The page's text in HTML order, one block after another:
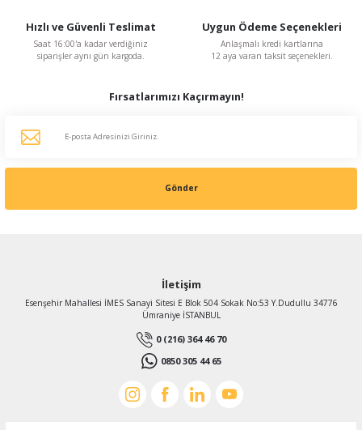
Hızlı ve Güvenli Teslimat
Saat 16:00'a kadar verdiğiniz
siparişler aynı gün kargoda.
Uygun Ödeme Seçenekleri
Anlaşmalı kredi kartlarına
12 aya varan taksit seçenekleri.
Fırsatlarımızı Kaçırmayın!
Gönder
İletişim
Esenşehir Mahallesi İMES Sanayi Sitesi E Blok 504 Sokak No:53 Y.Dudullu 34776
Ümraniye İSTANBUL
0 (216) 364 46 70
0850 305 44 65